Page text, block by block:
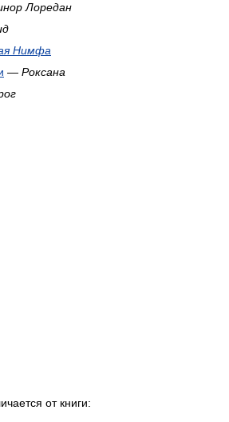
Лоредан
Нимфа
— Роксана
от книги: